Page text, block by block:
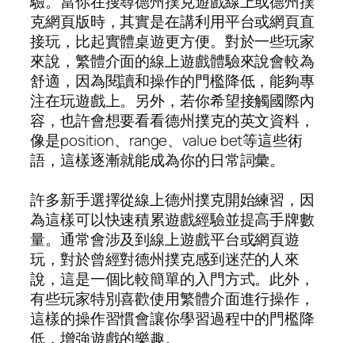
克網頁版時，其實是在講利用平台或網頁直
接玩，比起實體桌遊更方便。對於一些玩家
來說，繁體介面的線上遊戲體驗來說會較為
舒適，因為閱讀和操作的門檻降低，能夠專
注在玩遊戲上。另外，若你希望接觸國際內
容，也許會想要看看德州撲克的英文資料，
像是position、range、value bet等這些術
語，這樣逐漸就能成為你的日常詞彙。
許多新手選擇從線上德州撲克開始練習，因
為這樣可以快速積累遊戲經驗並提高手牌數
量。通常會涉及到線上遊戲平台或網頁遊
玩，對於曾經對德州撲克感到迷茫的人來
說，這是一個比較簡單的入門方式。此外，
有些玩家特別喜歡使用繁體介面進行操作，
這樣的操作習慣會讓你學習過程中的門檻降
低，增強遊戲的樂趣。